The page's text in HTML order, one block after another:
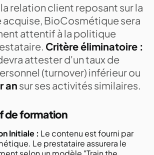
relation client reposant sur la
BioCosmétique sera
attentif à la politique
Critère éliminatoire :
attester d'un taux de
(turnover) inférieur ou
ansur ses activités similaires.
de formation
Initiale : Le contenu est fourni par
Le prestataire assurera le